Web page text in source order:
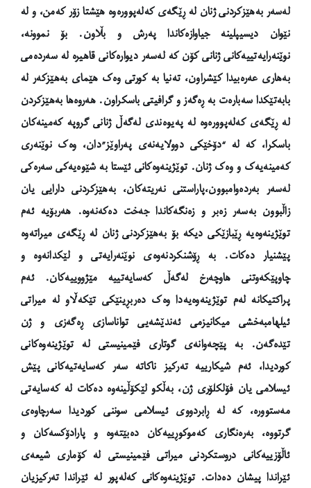
لەسەر بەهێزکردنی ژنان لە ڕێگەی کەلەپوورەوە هێشتا زۆر کەمن، و لە
نێوان دیسیپلینە جیاوازەکاندا پەرش و بڵاون. بۆ نموونە،
نوێنەرایەتییەکانی ژنانی کۆن کە لەسەر دیوارەکانی قاهیرە لە سەردەمی
بەهاری عەرەبیدا کێشراون، تەنیا بە کورتی وەک هێمای بەهێزکەر لە
بابەتێکدا سەبارەت بە ڕەگەز و گرافیتی باسکراون. هەروەها بەهێزکردن
لە ڕێگەی کەلەپوورەوە لە پەیوەندی لەگەڵ ژنانی گروپە کەمینەکان
باسکرا، کە لە “دۆخێکی دوولایەنەی پەراوێز”دان، وەک نوێنەری
کەمینەیەک و وەک ژنان. توێژینەوەکانی ئێستا بە شێوەیەکی سەرەکی
لەسەر بەردەوامبوون،پاراستنی نەریتەکان، بەهێزکردنی دارایی یان
زاڵبوون بەسەر زەبر و زەنگەکاندا جەخت دەکەنەوە. هەربۆیە ئەم
توێژینەوەیە ڕێبازێکی دیکە بۆ بەهێزکردنی ژنان لە ڕێگەی میراتەوە
پێشنیار دەکات. بە ڕۆشنکردنەوەی نوێنەرایەتی و لێکدانەوە و
چاوپێکەوتنی هاوچەرخ لەگەڵ کەسایەتییە مێژووییەکان.
ئەم
پراکتیکانە لەم توێژینەوەیەدا وەک دەربڕینێکی تێکەڵاو لە میراتی
ئیلهامبەخشی میکانیزمی ئەندێشەیی تواناسازی ڕەگەزی و ژن
تێدەگەن. بە پێچەوانەی گوتاری فێمینیستی لە توێژینەوەکانی
کوردیدا، ئەم شیکارییە تەرکیز ناکاتە سەر کەسایەتیەکانی پێش
ئیسلامی یان فۆلکلۆری ژن، بەڵکو لێکۆڵینەوە دەکات لە کەسایەتی
مەستوورە، کە لە ڕابردووی ئیسلامی سوننی کوردیدا سەرچاوەی
گرتووە، بەرەنگاری کەموکوڕییەکان دەبێتەوە و پارادۆکسەکان و
ئاڵۆزییەکانی دروستکردنی میراتی فێمینیستی لە کۆماری شیعەی
ئێراندا پیشان دەدات. توێژینەوەکانی کەلەپور لە ئێراندا تەرکیزیان